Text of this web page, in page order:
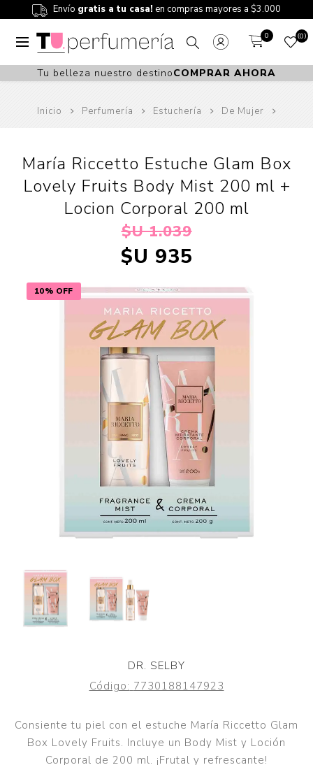
Envío gratis a tu casa! en compras mayores a $3.000
0 0
Tu belleza nuestro destinoCOMPRAR AHORA
Inicio Perfumería Estuchería De Mujer
10% OFF
María Riccetto Estuche Glam Box
Lovely Fruits Body Mist 200 ml +
Locion Corporal 200 ml
$U 1.039
$U 935
DR. SELBY
Código: 7730188147923
Consiente tu piel con el estuche María Riccetto Glam
Box Lovely Fruits. Incluye un Body Mist y Loción
Corporal de 200 ml. ¡Frutal y refrescante!